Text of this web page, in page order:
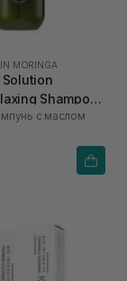
MORINGA
Solution
Shampoo
с маслом